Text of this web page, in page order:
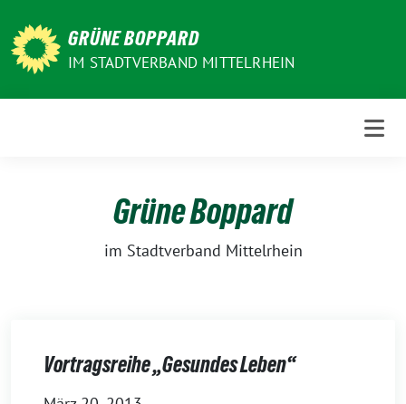
zum
Inhalt
GRÜNE BOPPARD
IM STADTVERBAND MITTELRHEIN
Grüne Boppard
im Stadtverband Mittelrhein
Vortragsreihe „Gesundes Leben“